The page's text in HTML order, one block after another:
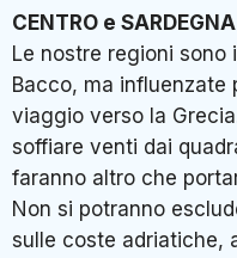
CENTRO e SARDEGNA
Le nostre regioni sono
Bacco, ma influenzate
viaggio verso la
soffiare venti dai
faranno altro che
Non si potranno
sulle coste adriatiche,